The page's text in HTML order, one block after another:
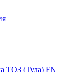
ТОЗ (Тула) FN